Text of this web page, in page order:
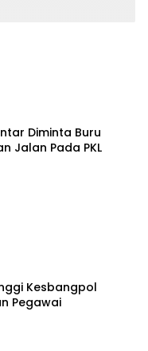
Diminta Buru
Jalan Pada PKL
Kesbangpol
Pegawai